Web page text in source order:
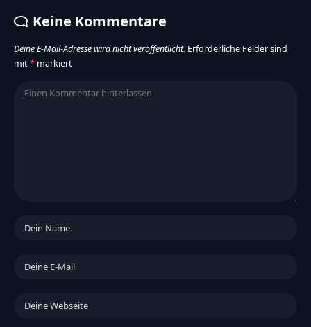
Keine Kommentare
Deine E-Mail-Adresse wird nicht veröffentlicht. Erforderliche Felder sind
mit* markiert